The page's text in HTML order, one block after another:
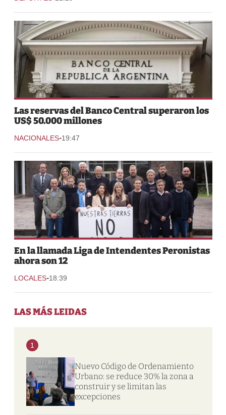
Las reservas del Banco Central superaron los
US$ 50.000 millones
NACIONALES-19:47
En la llamada Liga de Intendentes Peronistas
ahora son 12
LOCALES-18:39
LAS MÁS LEIDAS
1
Nuevo Código de Ordenamiento
Urbano: se reduce 30% la zona a
construir y se limitan las
excepciones